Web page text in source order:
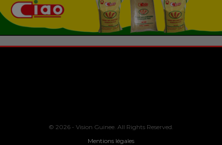
© 2026 - Vision Guinee. All Rights Reserved.
Mentions légales